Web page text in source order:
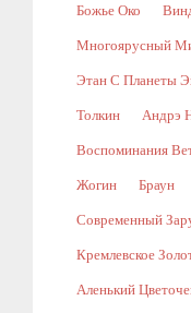
Божье Око
Многоярусный
Этан С Планеты
Толкин Андрэ
Воспоминания
Жогин Браун
Современный
Кремлевское
Аленький